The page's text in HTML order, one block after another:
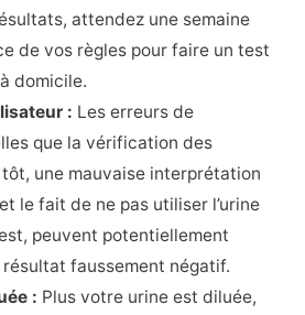
attendez une semaine
de vos règles pour faire un test
domicile.
: Les erreurs de
que la vérification des
une mauvaise interprétation
le fait de ne pas utiliser l’urine
peuvent potentiellement
faussement négatif.
: Plus votre urine est diluée,